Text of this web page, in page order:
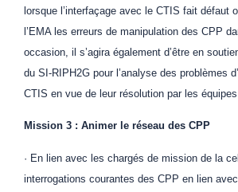
lorsque l’interfaçage avec le CTIS fait défaut
l’EMA les erreurs de manipulation des CPP
occasion, il s’agira également d’être en
du SI-RIPH2G pour l’analyse des problèmes
CTIS en vue de leur résolution par les
Mission 3 : Animer le réseau des CPP
· En lien avec les chargés de mission de la
interrogations courantes des CPP en lien